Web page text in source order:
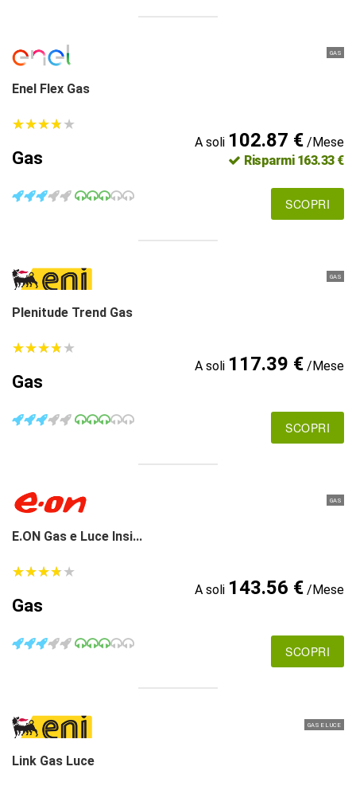
GAS
Enel Flex Gas
★★★★★
★★★★★
Gas
A soli 102.87 €/Mese
Risparmi 163.33 €
SCOPRI
GAS
Plenitude Trend Gas
★★★★★
★★★★★
Gas
A soli 117.39 €/Mese
SCOPRI
GAS
E.ON Gas e Luce Insi...
★★★★★
★★★★★
Gas
A soli 143.56 €/Mese
SCOPRI
GAS E LUCE
Link Gas Luce